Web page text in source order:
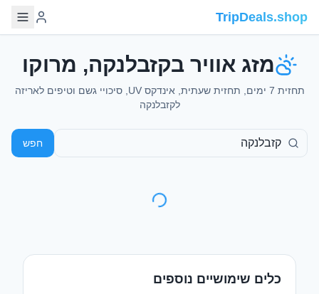
TripDeals.shop
מזג אוויר בקזבלנקה, מרוקו
תחזית 7 ימים, תחזית שעתית, אינדקס UV, סיכויי גשם וטיפים לאריזה
לקזבלנקה
חפש
כלים שימושיים נוספים